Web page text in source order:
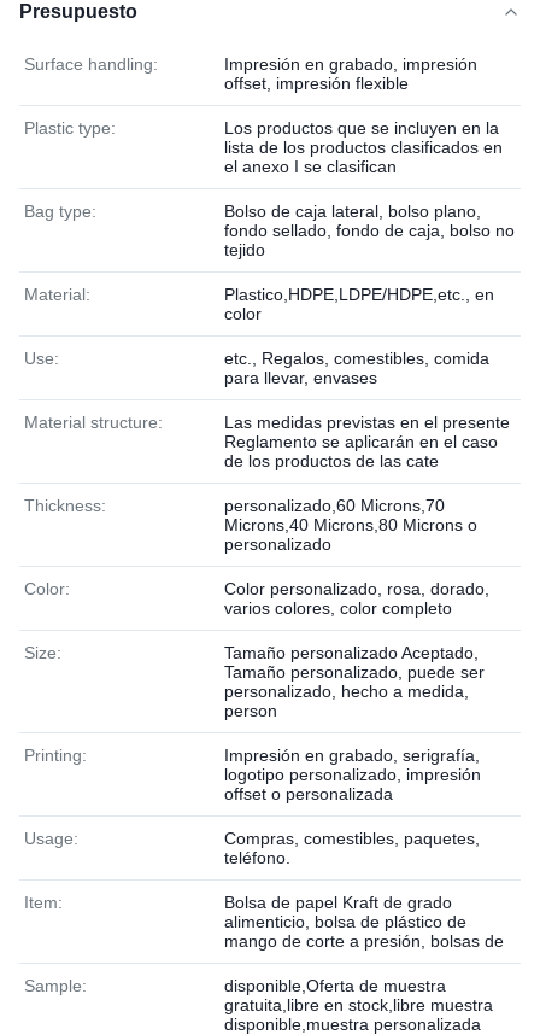
Presupuesto
Surface handling:
Impresión en grabado, impresión
offset, impresión flexible
Plastic type:
Los productos que se incluyen en la
lista de los productos clasificados en
el anexo I se clasifican
Bag type:
Bolso de caja lateral, bolso plano,
fondo sellado, fondo de caja, bolso no
tejido
Material:
Plastico,HDPE,LDPE/HDPE,etc., en
color
Use:
etc., Regalos, comestibles, comida
para llevar, envases
Material structure:
Las medidas previstas en el presente
Reglamento se aplicarán en el caso
de los productos de las cate
Thickness:
personalizado,60 Microns,70
Microns,40 Microns,80 Microns o
personalizado
Color:
Color personalizado, rosa, dorado,
varios colores, color completo
Size:
Tamaño personalizado Aceptado,
Tamaño personalizado, puede ser
personalizado, hecho a medida,
person
Printing:
Impresión en grabado, serigrafía,
logotipo personalizado, impresión
offset o personalizada
Usage:
Compras, comestibles, paquetes,
teléfono.
Item:
Bolsa de papel Kraft de grado
alimenticio, bolsa de plástico de
mango de corte a presión, bolsas de
Sample:
disponible,Oferta de muestra
gratuita,libre en stock,libre muestra
disponible,muestra personalizada